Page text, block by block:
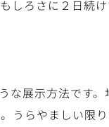
しろさに２日続
な展示方法です
うらやましい限